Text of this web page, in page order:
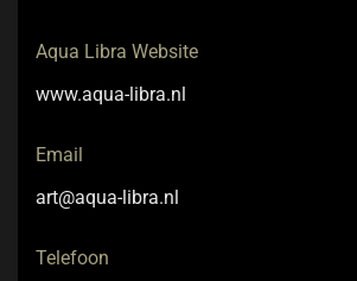
Aqua Libra Website
www.aqua-libra.nl
Email
art@aqua-libra.nl
Telefoon